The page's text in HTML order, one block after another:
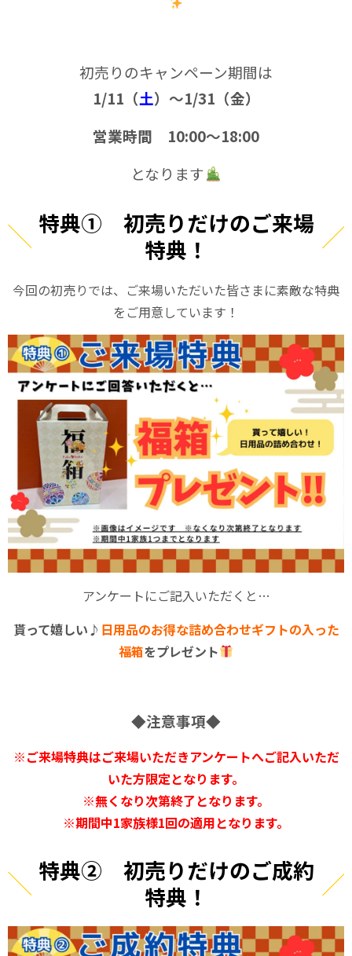
初売りのキャンペーン期間は
1/11（土）～1/31（金）
営業時間 10:00～18:00
となります
特典① 初売りだけのご来場
特典！
今回の初売りでは、ご来場いただいた皆さまに素敵な特典
をご用意しています！
アンケートにご記入いただくと…
貰って嬉しい♪ 日用品のお得な詰め合わせギフトの入った
福箱をプレゼント
◆注意事項◆
※ご来場特典はご来場いただきアンケートへご記入いただ
いた方限定となります。
※無くなり次第終了となります。
※期間中1家族様1回の適用となります。
特典② 初売りだけのご成約
特典！